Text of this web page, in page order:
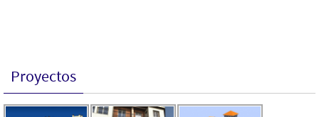
Proyectos